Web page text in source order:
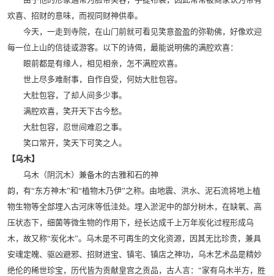
欢喜、招财的意味，而视同财神供奉。
今天，一走到寺院，在山门前就可看见笑意盈盈的弥勒佛，好像欢迎
每一位上山的信徒或游客。以下的诗偈，最能说明佛的满腔欢喜：
眼前都是有缘人，相见相亲，怎不满腔欢喜。
世上尽多难耐事，自作自受，何妨大肚包容。
大肚包容，了却人间多少事。
满腔欢喜，笑开天下古今愁。
大肚包容，忍世间难忍之事。
笑口常开，笑天下可笑之人。
【乌木】
乌木（阴沉木）兼备木的古雅和石的神
韵，有“东方神木”和“植物木乃伊”之称。由地震、洪水、泥石流将地上植
物生物等全部埋入古河床等低洼处。埋入淤泥中的部分树木，在缺氧、高
压状态下，细菌等微生物的作用下，经长达成千上万年炭化过程形成乌
木，故又称“炭化木”。乌木是不可再生的文化资源，因其无比珍贵，兼具
安魂定魄、驱凶避邪、招财进宝、镇宅、镇店之神功，乌木艺术品是精妙
绝伦的稀世珍宝，历代皆为贡献皇宫之贡品，古人言：“家有乌木半方，胜